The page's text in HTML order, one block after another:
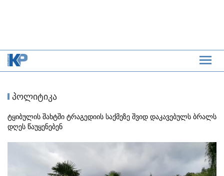
პოლიტიკა
ტყიბულის შახტში ტრაგედიის საქმეზე შვიდ დაკავებულს ბრალს
დღეს წაუყენებენ